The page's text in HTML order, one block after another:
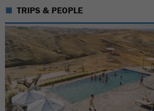
TRIPS & PEOPLE